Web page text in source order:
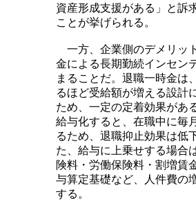
資産形成支援がある」と訴
ことが挙げられる。
一方、企業側のデメリッ
金による長期勤続インセン
まることだ。退職一時金は
るほど受給額が増える設計
ため、一定の定着効果があ
給与化すると、在職中に毎
るため、退職抑止効果は低
た、給与に上乗せする場合
険料・労働保険料・割増賃
与算定基礎など、人件費の
する。